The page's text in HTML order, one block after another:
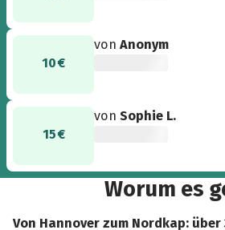
10 €
vonAnonym
15 €
vonSophie L.
Worum es
Von Hannover zum Nordkap: über